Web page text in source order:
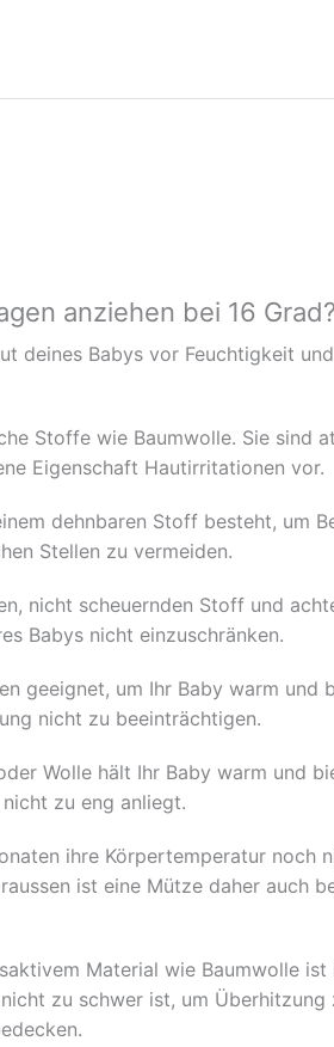
anziehen bei 16 Grad?
deines Babys vor Feuchtigkeit
Stoffe wie Baumwolle. Sie sind
Eigenschaft Hautirritationen vor.
dehnbaren Stoff besteht, um
Stellen zu vermeiden.
nicht scheuernden Stoff und
Babys nicht einzuschränken.
geeignet, um Ihr Baby warm und
nicht zu beeinträchtigen.
Wolle hält Ihr Baby warm und
zu eng anliegt.
ihre Körpertemperatur noch
ist eine Mütze daher auch
Material wie Baumwolle
zu schwer ist, um